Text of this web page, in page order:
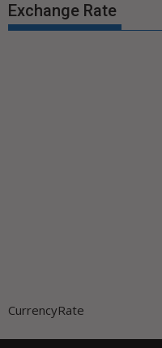
Exchange Rate
CurrencyRate